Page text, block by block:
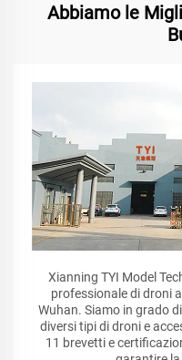
Abbiamo le
Xianning TYI Model
professionale di droni
Wuhan. Siamo in grado
diversi tipi di droni e
11 brevetti e